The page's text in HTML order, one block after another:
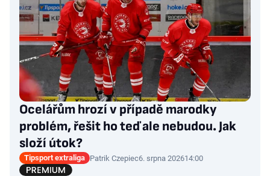
Ocelářům hrozí v případě marodky
problém, řešit ho teď ale nebudou. Jak
složí útok?
Tipsport extraliga Patrik Czepiec6. srpna 202614:00